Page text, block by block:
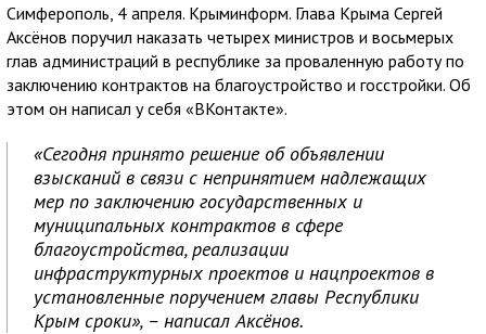
Симферополь, 4 апреля. Крыминформ. Глава Крыма Сергей
Аксёнов поручил наказать четырех министров и восьмерых
глав администраций в республике за проваленную работу по
заключению контрактов на благоустройство и госстройки. Об
этом он написал у себя «ВКонтакте».
«Сегодня принято решение об объявлении
взысканий в связи с непринятием надлежащих
мер по заключению государственных и
муниципальных контрактов в сфере
благоустройства, реализации
инфраструктурных проектов и нацпроектов в
установленные поручением главы Республики
Крым сроки», – написал Аксёнов.